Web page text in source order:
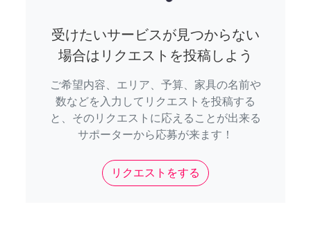
受けたいサービスが見つからない
場合はリクエストを投稿しよう
ご希望内容、エリア、予算、家具の名前や
数などを入力してリクエストを投稿する
と、そのリクエストに応えることが出来る
サポーターから応募が来ます！
リクエストをする